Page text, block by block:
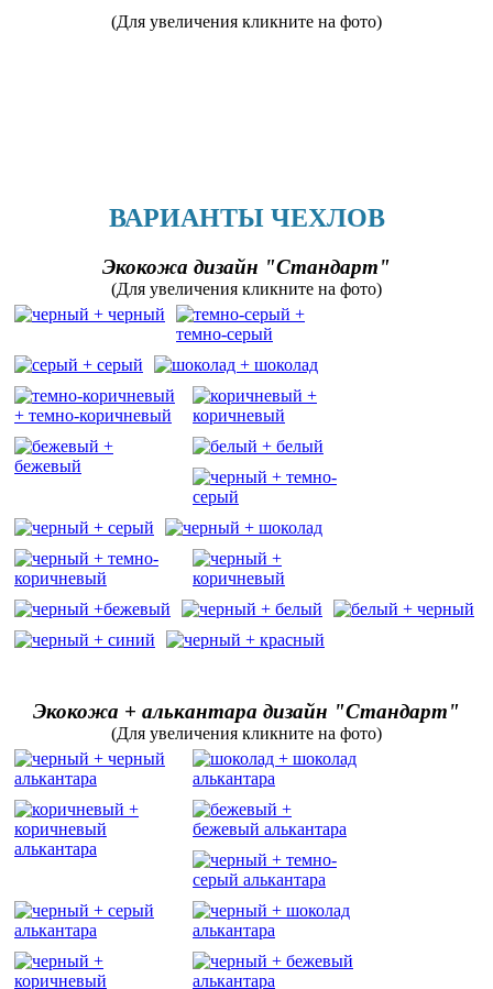
(Для увеличения кликните на фото)
ВАРИАНТЫ ЧЕХЛОВ
Экокожа дизайн "Стандарт"
(Для увеличения кликните на фото)
Экокожа + алькантара дизайн "Стандарт"
(Для увеличения кликните на фото)